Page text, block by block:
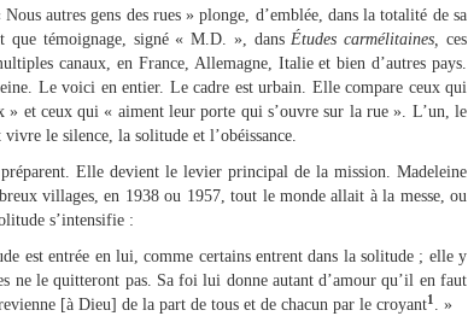
autres gens des rues » plonge, d’emblée, dans la totalité de sa
que témoignage, signé « M.D. », dansÉtudes carmélitaines, ces
canaux, en France, Allemagne, Italie et bien d’autres pays.
Le voici en entier. Le cadre est urbain. Elle compare ceux qui
et ceux qui « aiment leur porte qui s’ouvre sur la rue ». L’un, le
le silence, la solitude et l’obéissance.
Elle devient le levier principal de la mission. Madeleine
villages, en 1938 ou 1957, tout le monde allait à la messe, ou
s’intensifie :
est entrée en lui, comme certains entrent dans la solitude ; elle y
ne le quitteront pas. Sa foi lui donne autant d’amour qu’il en faut
[à Dieu] de la part de tous et de chacun par le croyant1 . »